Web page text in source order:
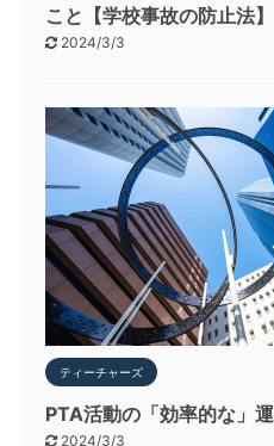
こと【学校事故の防止法】
2024/3/3
ティーチャーズ
PTA活動の「効率的な」
2024/3/3